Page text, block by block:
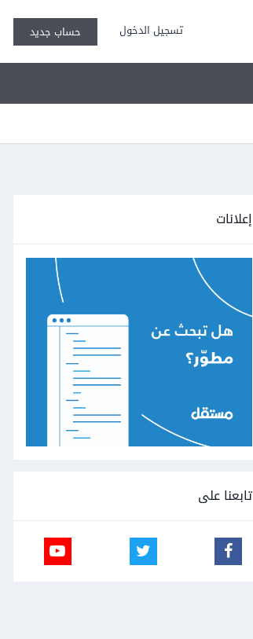
تسجيل الدخول حساب جديد
إعلانات
تابعنا على